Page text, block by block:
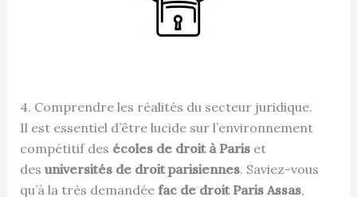
4. Comprendre les réalités du secteur juridique.
Il est essentiel d’être lucide sur l’environnement
compétitif des écoles de droit à Pariset
des universités de droit parisiennes. Saviez-vous
qu’à la très demandée fac de droit Paris Assas,